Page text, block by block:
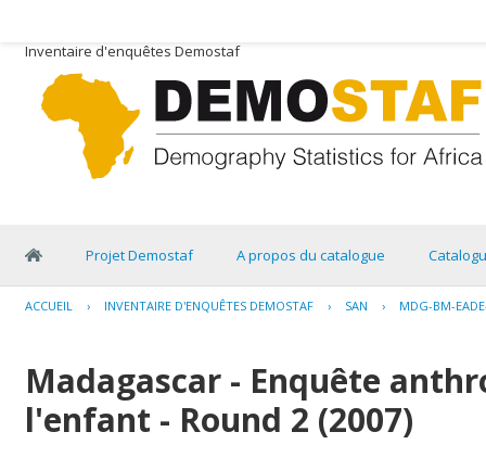
Inventaire d'enquêtes Demostaf
Projet Demostaf A propos du catalogue
ACCUEIL › INVENTAIRE D'ENQUÊTES DEMOSTAF › SAN › MDG-BM-
Madagascar - Enquête
l'enfant - Round 2 (2007)